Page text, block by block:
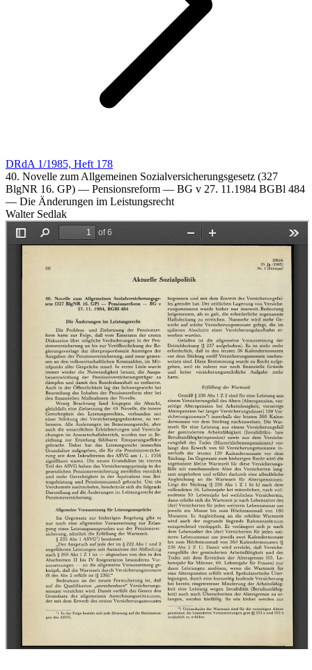
DRdA 1/1985, Heft 178
40. Novelle zum Allgemeinen Sozialversicherungsgesetz (327
BlgNR 16. GP) — Pensionsreform — BG v 27. 11.1984 BGBl 484
— Die Änderungen im Leistungsrecht
Walter Sedlak